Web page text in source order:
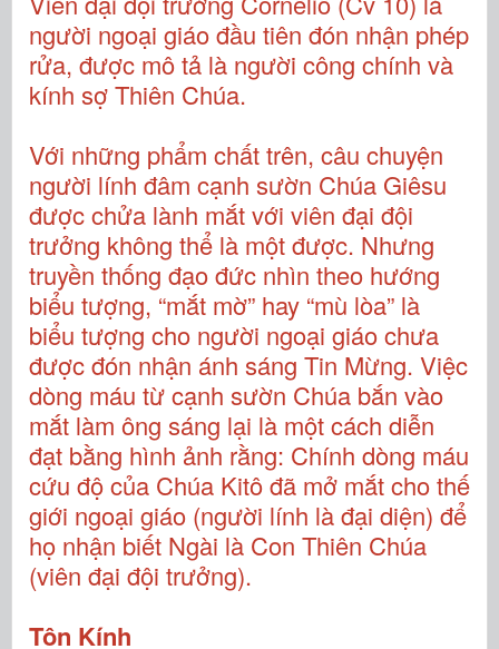
người ngoại giáo đầu tiên đón nhận phép
rửa, được mô tả là người công chính và
kính sợ Thiên Chúa.
Với những phẩm chất trên, câu chuyện
người lính đâm cạnh sườn Chúa Giêsu
được chửa lành mắt với viên đại đội
trưởng không thể là một được. Nhưng
truyền thống đạo đức nhìn theo hướng
biểu tượng, “mắt mờ” hay “mù lòa” là
biểu tượng cho người ngoại giáo chưa
được đón nhận ánh sáng Tin Mừng. Việc
dòng máu từ cạnh sườn Chúa bắn vào
mắt làm ông sáng lại là một cách diễn
đạt bằng hình ảnh rằng: Chính dòng máu
cứu độ của Chúa Kitô đã mở mắt cho thế
giới ngoại giáo (người lính là đại diện) để
họ nhận biết Ngài là Con Thiên Chúa
(viên đại đội trưởng).
Tôn Kính